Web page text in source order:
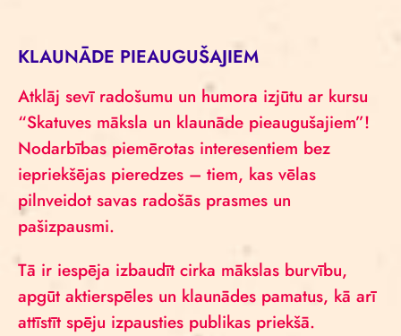
KLAUNĀDE PIEAUGUŠAJIEM
Atklāj sevī radošumu un humora izjūtu ar kursu
“Skatuves māksla un klaunāde pieaugušajiem”!
Nodarbības piemērotas interesentiem bez
iepriekšējas pieredzes – tiem, kas vēlas
pilnveidot savas radošās prasmes un
pašizpausmi.
Tā ir iespēja izbaudīt cirka mākslas burvību,
apgūt aktierspēles un klaunādes pamatus, kā arī
attīstīt spēju izpausties publikas priekšā.